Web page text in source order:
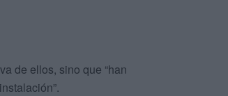
de ellos, sino que “han